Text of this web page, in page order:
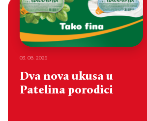
03. 08. 2026
Dva nova ukusa u
Patelina porodici